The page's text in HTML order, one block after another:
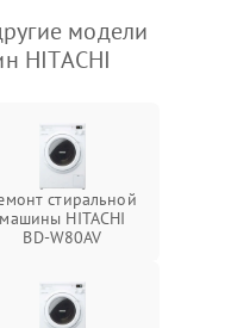
модели
HITACHI
стиральной
машины HITACHI
BD-W80AV